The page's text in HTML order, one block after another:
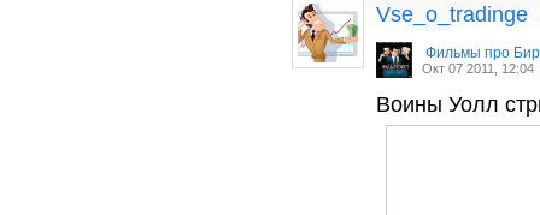
Vse_o_tradinge
Фильмы про
Окт 07 2011, 12:04
Воины Уолл